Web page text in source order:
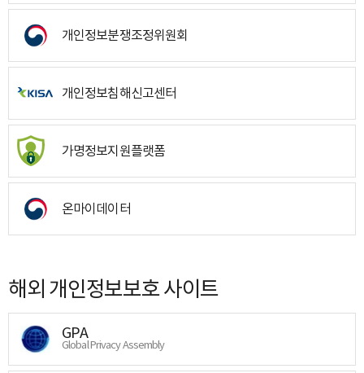
개인정보분쟁조정위원회
개인정보침해신고센터
가명정보지원플랫폼
온마이데이터
해외 개인정보보호 사이트
GPA
Global Privacy Assembly